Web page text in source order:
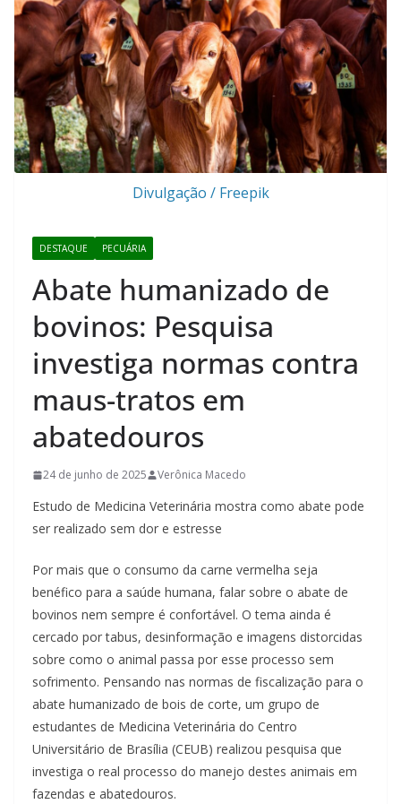
Divulgação / Freepik
DESTAQUE PECUÁRIA
Abate humanizado de
bovinos: Pesquisa
investiga normas contra
maus-tratos em
abatedouros
24 de junho de 2025 Verônica Macedo
Estudo de Medicina Veterinária mostra como abate pode
ser realizado sem dor e estresse
Por mais que o consumo da carne vermelha seja
benéfico para a saúde humana, falar sobre o abate de
bovinos nem sempre é confortável. O tema ainda é
cercado por tabus, desinformação e imagens distorcidas
sobre como o animal passa por esse processo sem
sofrimento. Pensando nas normas de fiscalização para o
abate humanizado de bois de corte, um grupo de
estudantes de Medicina Veterinária do Centro
Universitário de Brasília (CEUB) realizou pesquisa que
investiga o real processo do manejo destes animais em
fazendas e abatedouros.